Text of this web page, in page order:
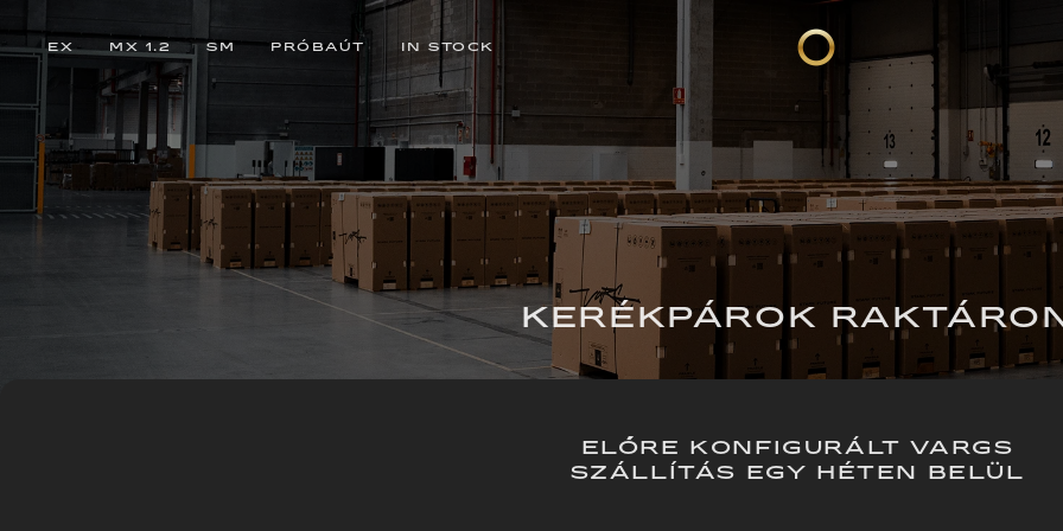
EX MX 1.2 SM PRÓBAÚT IN STOCK
KERÉKPÁROK
ELŐRE KONFIGURÁLT VARGS
SZÁLLÍTÁS EGY HÉTEN BELÜL